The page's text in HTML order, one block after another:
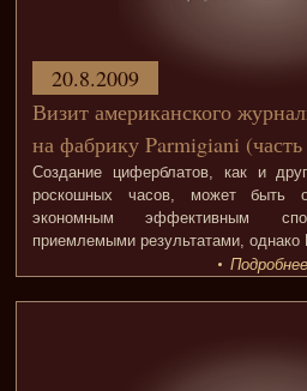
Визит американского
на фабрику Parmigiani
Создание циферблатов, как и
роскошных часов, может быть
экономным эффективным
приемлемыми результатами, однако
20.8.2009
Подробнее